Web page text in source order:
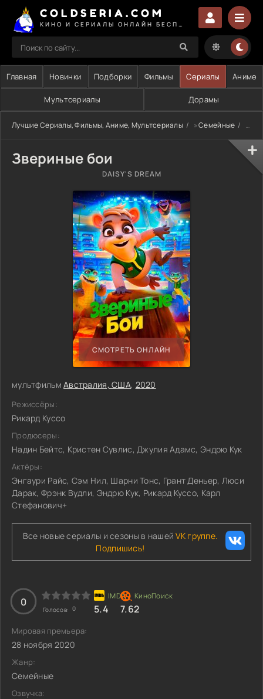
COLDSERIA.COM
Главная Новинки Подборки Фильмы Сериалы Аниме
Мультсериалы Дорамы
Лучшие Сериалы, Фильмы, Аниме, Мультсериалы »Семейные
Звериные бои
DAISY'S DREAM
СМОТРЕТЬ ОНЛАЙН
мультфильмАвстралия, США, 2020
Режиссёры:
Рикард Куссо
Продюсеры:
Надин Бейтс, Кристен Сувлис, Джулия Адамс, Эндрю Кук
Актёры:
Энгаури Райс, Сэм Нил, Шарни Тонс, Грант Деньер, Люси
Дарак, Фрэнк Вудли, Эндрю Кук, Рикард Куссо, Карл
Стефанович+
Все новые сериалы и сезоны в нашейVK группе.
Подпишись!
0
Голосов: 0 5.4 7.62
Мировая премьера:
28 ноября 2020
Жанр:
Семейные
Озвучка: